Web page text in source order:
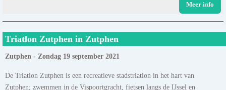
Meer info
Triatlon Zutphen in Zutphen
Zutphen - Zondag 19 september 2021
De Triatlon Zutphen is een recreatieve stadstriatlon in het hart van
Zutphen; zwemmen in de Vispoortgracht, fietsen langs de IJssel en